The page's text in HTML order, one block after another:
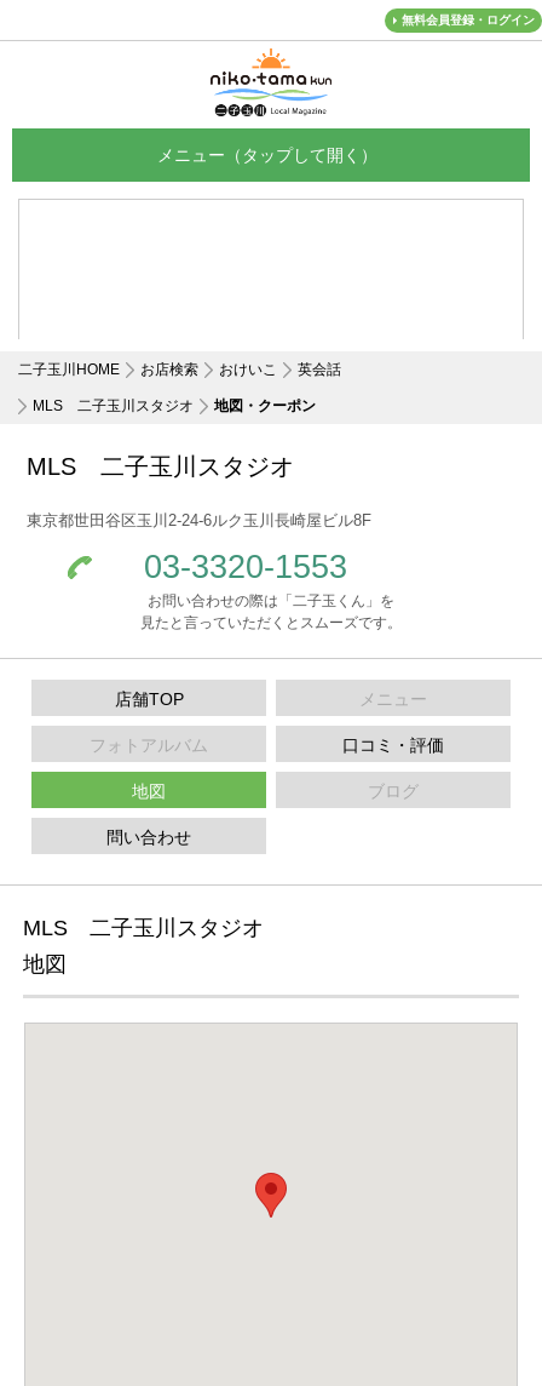
無料会員登録・ログイン
二子玉川HOME お店検索 おけいこ 英会話
MLS 二子玉川スタジオ 地図・クーポン
MLS 二子玉川スタジオ
東京都世田谷区玉川2-24-6ルク玉川長崎屋ビル8F
03-3320-1553
お問い合わせの際は「二子玉くん」を
見たと言っていただくとスムーズです。
店舗TOP メニュー
フォトアルバム 口コミ・評価
地図 ブログ
問い合わせ
MLS 二子玉川スタジオ
地図
メニュー